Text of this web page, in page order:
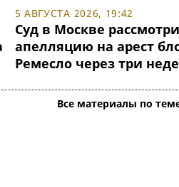
5 АВГУСТА 2026, 19:42
Суд в Москве
апелляцию на арест
Ремесло через три
Все материалы по